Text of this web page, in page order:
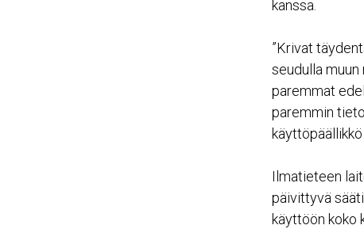
kanssa.
”Krivat
seudulla
paremmat
paremmin
käyttöpäällikkö
Ilmatieteen
päivittyvä
käyttöön koko